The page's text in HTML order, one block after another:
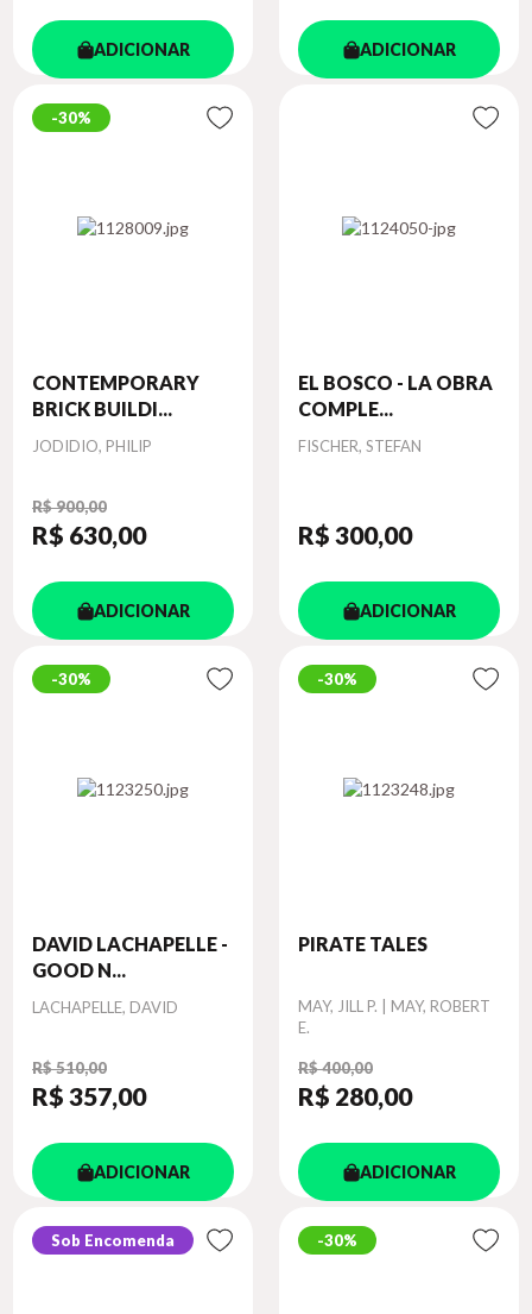
ADICIONAR ADICIONAR
30%
CONTEMPORARY
BRICK BUILDI...
Autor
JODIDIO, PHILIP
R$ 900,00
R$ 630,00
ADICIONAR
EL BOSCO - LA OBRA
COMPLE...
Autor
FISCHER, STEFAN
R$ 300,00
ADICIONAR
30%
DAVID LACHAPELLE -
GOOD N...
Autor
LACHAPELLE, DAVID
R$ 510,00
R$ 357,00
ADICIONAR
30%
PIRATE TALES
Autor
MAY, JILL P. | MAY, ROBERT
E.
R$ 400,00
R$ 280,00
ADICIONAR
Sob Encomenda 30%